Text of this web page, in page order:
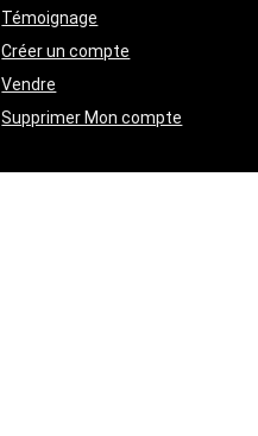
Témoignage
Créer un compte
Vendre
Supprimer Mon compte